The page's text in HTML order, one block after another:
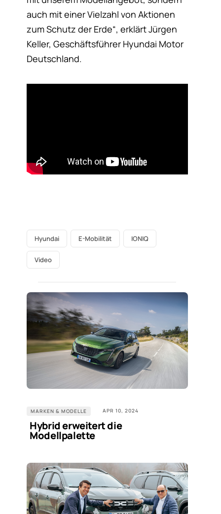
auch mit einer Vielzahl von Aktionen
zum Schutz der Erde“, erklärt Jürgen
Keller, Geschäftsführer Hyundai Motor
Deutschland.
Hyundai E-Mobilität IONIQ
Video
MARKEN & MODELLE APR 10, 2024
Hybrid erweitert die
Modellpalette